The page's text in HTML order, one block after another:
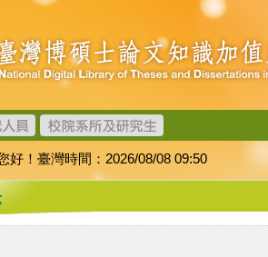
好！臺灣時間：2026/08/08 09:50